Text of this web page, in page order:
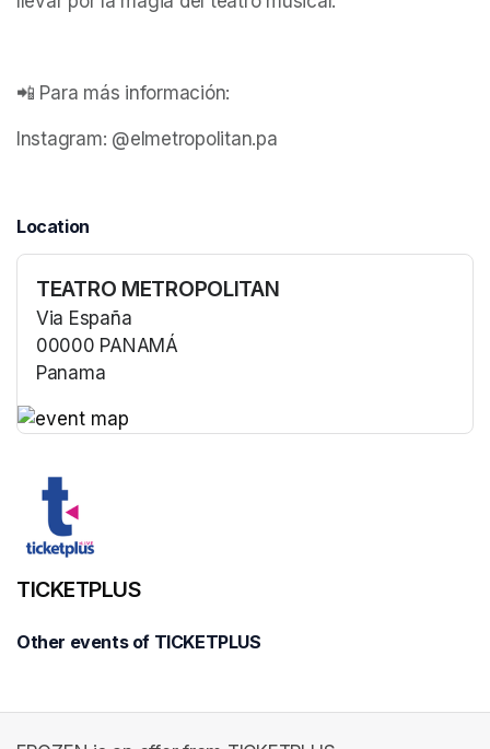
📲 Para más información:
Instagram: @elmetropolitan.pa
Location
TEATRO METROPOLITAN
Via España
00000 PANAMÁ
Panama
TICKETPLUS
Other events of TICKETPLUS